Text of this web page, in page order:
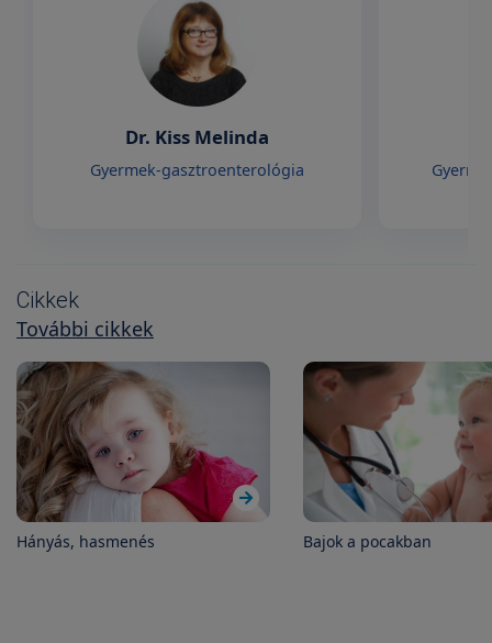
Dr. Kiss Melinda
Gyermek-gasztroenterológia
Cikkek
További cikkek
Hányás, hasmenés Bajok a pocakban